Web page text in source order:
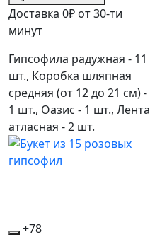
Доставка 0₽ от 30-ти
минут
Гипсофила радужная - 11
шт., Коробка шляпная
средняя (от 12 до 21 см) -
1 шт., Оазис - 1 шт., Лента
атласная - 2 шт.
+78